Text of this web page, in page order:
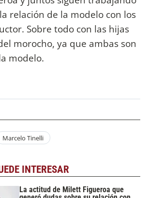
relación de la modelo con los
Sobre todo con las hijas
morocho, ya que ambas son
modelo.
Marcelo Tinelli
INTERESAR
La actitud de Milett Figueroa que